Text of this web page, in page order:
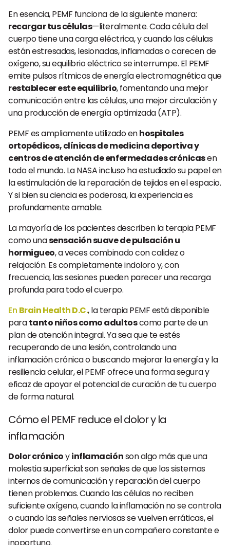
En esencia, PEMF funciona de la siguiente manera:
recargar tus células—literalmente. Cada célula del
cuerpo tiene una carga eléctrica, y cuando las células
están estresadas, lesionadas, inflamadas o carecen de
oxígeno, su equilibrio eléctrico se interrumpe. El PEMF
emite pulsos rítmicos de energía electromagnética que
restablecer este equilibrio, fomentando una mejor
comunicación entre las células, una mejor circulación y
una producción de energía optimizada (ATP).
PEMF es ampliamente utilizado enhospitales
ortopédicos, clínicas de medicina deportiva y
centros de atención de enfermedades crónicasen
todo el mundo. La NASA incluso ha estudiado su papel en
la estimulación de la reparación de tejidos en el espacio.
Y si bien su ciencia es poderosa, la experiencia es
profundamente amable.
La mayoría de los pacientes describen la terapia PEMF
como unasensación suave de pulsación u
hormigueo, a veces combinado con calidez o
relajación. Es completamente indoloro y, con
frecuencia, las sesiones pueden parecer una recarga
profunda para todo el cuerpo.
En Brain Health D.C., la terapia PEMF está disponible
paratanto niños como adultoscomo parte de un
plan de atención integral. Ya sea que te estés
recuperando de una lesión, controlando una
inflamación crónica o buscando mejorar la energía y la
resiliencia celular, el PEMF ofrece una forma segura y
eficaz de apoyar el potencial de curación de tu cuerpo
de forma natural.
Cómo el PEMF reduce el dolor y la
inflamación
Dolor crónicoyinflamaciónson algo más que una
molestia superficial: son señales de que los sistemas
internos de comunicación y reparación del cuerpo
tienen problemas. Cuando las células no reciben
suficiente oxígeno, cuando la inflamación no se controla
o cuando las señales nerviosas se vuelven erráticas, el
dolor puede convertirse en un compañero constante e